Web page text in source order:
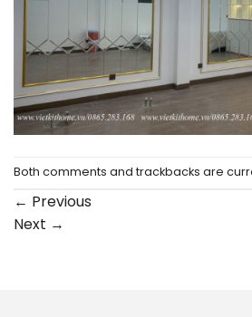
Both comments and trackbacks are
← Previous
Next →